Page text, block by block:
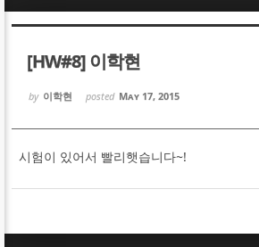
[HW#8] 이학현
by 이학현 posted May 17, 2015
시험이 있어서 빨리햇습니다~!
Sketchbook5, 스케치북5
Sketchbook5, 스케
Sketchbook5, 스케치북5
Sketchbook5, 스케